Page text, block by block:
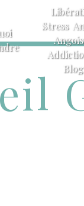
Stress
Blog